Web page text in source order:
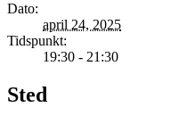
Dato:
april 24, 2025
Tidspunkt:
19:30 - 21:30
Sted